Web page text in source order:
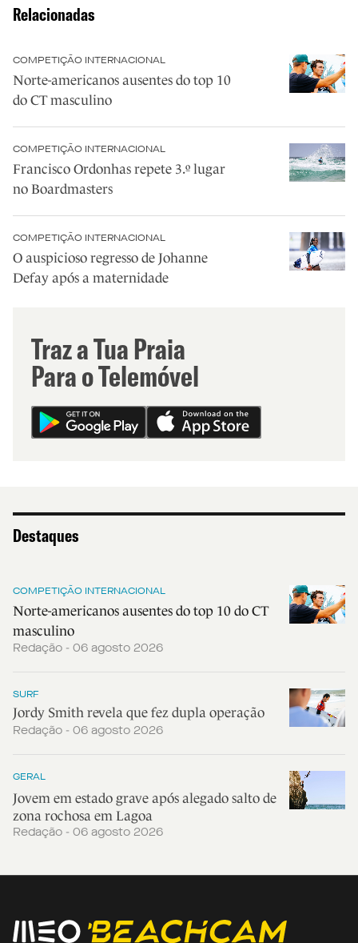
Relacionadas
COMPETIÇÃO INTERNACIONAL
Norte-americanos ausentes do top 10
do CT masculino
COMPETIÇÃO INTERNACIONAL
Francisco Ordonhas repete 3.º lugar
no Boardmasters
COMPETIÇÃO INTERNACIONAL
O auspicioso regresso de Johanne
Defay após a maternidade
Traz a Tua Praia
Para o Telemóvel
Destaques
COMPETIÇÃO INTERNACIONAL
Norte-americanos ausentes do top 10 do CT
masculino
Redação - 06 agosto 2026
SURF
Jordy Smith revela que fez dupla operação
Redação - 06 agosto 2026
GERAL
Jovem em estado grave após alegado salto de
zona rochosa em Lagoa
Redação - 06 agosto 2026